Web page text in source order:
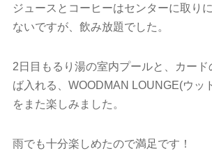
ジュースとコーヒーはセンターに取り
ないですが、飲み放題でした。
2日目もるり湯の室内プールと、カー
ば入れる、WOODMAN LOUNGE(ウッ
をまた楽しみました。
雨でも十分楽しめたので満足です！